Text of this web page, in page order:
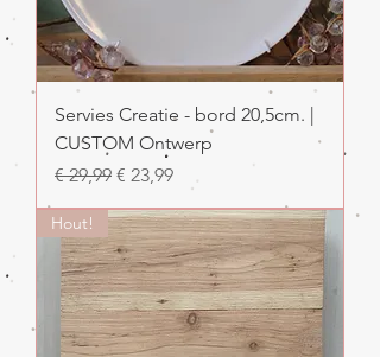
Servies Creatie - bord 20,5cm. |
CUSTOM Ontwerp
Normale prijs
€ 29,99 Verkoopprijs
€ 23,99
Hout!